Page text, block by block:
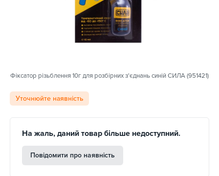
Фіксатор різьблення 10г для розбірних з'єднань синій СИЛА (951421)
Уточнюйте наявність
На жаль, даний товар більше недоступний.
Повідомити про наявність